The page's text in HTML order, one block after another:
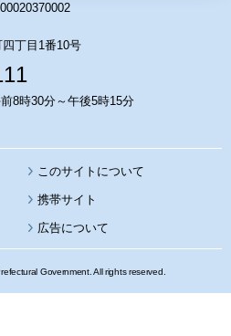
丁目1番10号
8時30分～午後5時15分
このサイトについて
携帯サイト
広告について
Government. All rights reserved.